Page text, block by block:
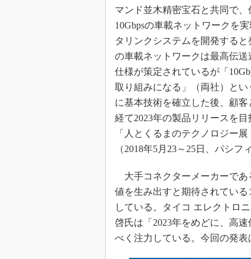
マンド並木精密宝石と共同で、
10Gbpsの車載ネットワークを
タリンクシステムを開発する
の車載ネットワークは最高伝送
仕様が策定されているが「
取り組みになる」（両社）とい
に基本技術を確立した後、顧客
経て2023年の製品リリースを目
「人とくるまのテクノロジー展
（2018年5月23～25日、パシ
大手コネクターメーカーであ
値を生み出すと期待されてい
している。タイコ エレクトロ
啓氏は「2023年をめどに、高
べく注力している。今回の発表